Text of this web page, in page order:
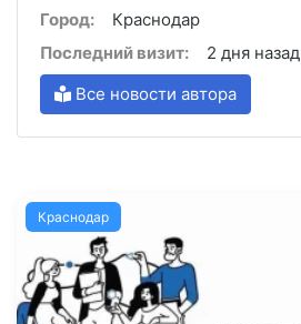
Город:
Краснодар
Последний визит:
2 дня назад
Все новости автора
Краснодар